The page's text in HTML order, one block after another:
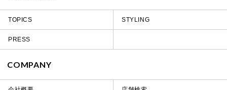
TOPICS STYLING
PRESS
COMPANY